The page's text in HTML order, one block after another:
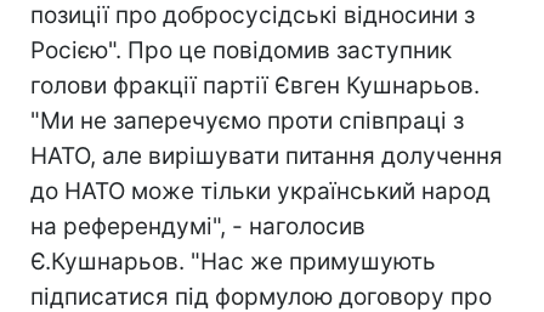
позиції про добросусідські відносини з
Росією". Про це повідомив заступник
голови фракції партії Євген Кушнарьов.
"Ми не заперечуємо проти співпраці з
НАТО, але вирішувати питання долучення
до НАТО може тільки український народ
на референдумі", - наголосив
Є.Кушнарьов. "Нас же примушують
підписатися під формулою договору про